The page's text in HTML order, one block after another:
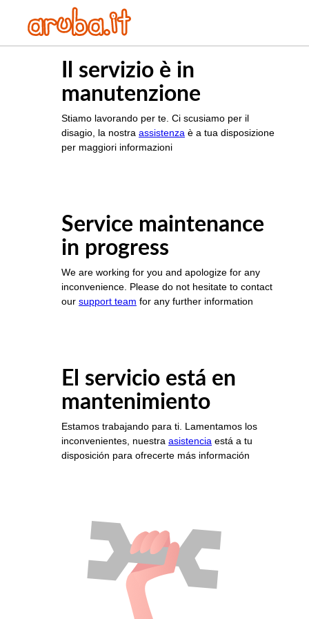
Il servizio è in
manutenzione
Stiamo lavorando per te. Ci scusiamo per il
disagio, la nostra assistenza è a tua disposizione
per maggiori informazioni
Service maintenance
in progress
We are working for you and apologize for any
inconvenience. Please do not hesitate to contact
our support team for any further information
El servicio está en
mantenimiento
Estamos trabajando para ti. Lamentamos los
inconvenientes, nuestra asistencia está a tu
disposición para ofrecerte más información